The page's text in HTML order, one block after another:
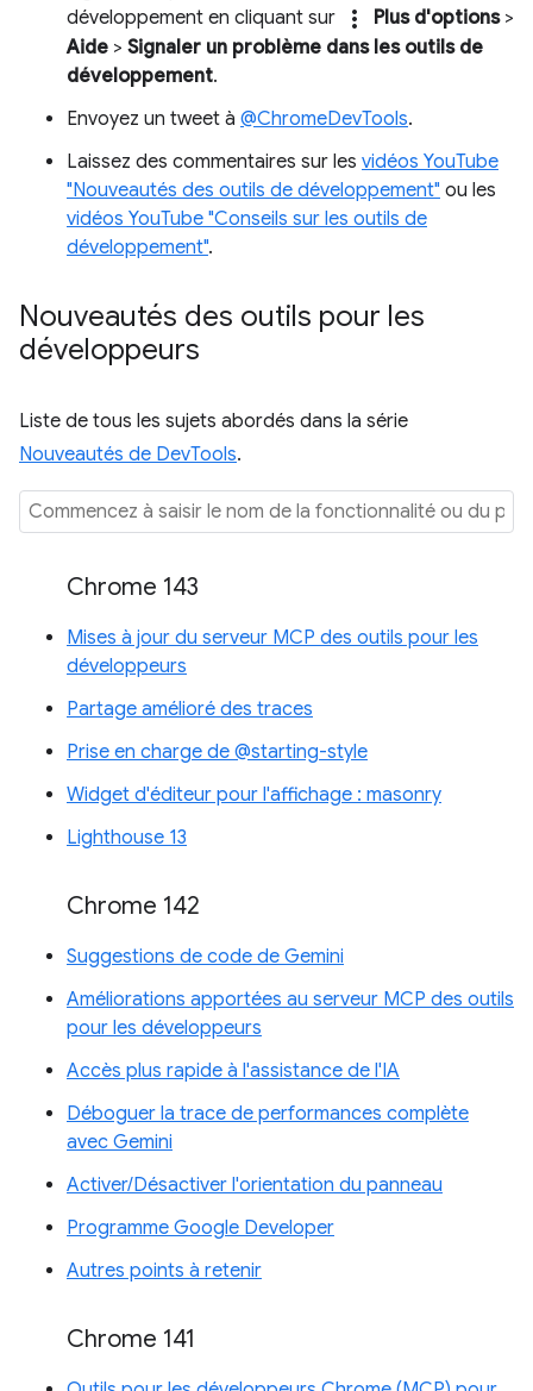
développement en cliquant sur
more_vert Plus d'options>
Aide > Signaler un problème dans les outils de
développement.
Envoyez un tweet à @ChromeDevTools.
Laissez des commentaires sur les vidéos YouTube
"Nouveautés des outils de développement" ou les
vidéos YouTube "Conseils sur les outils de
développement".
Nouveautés des outils pour les
développeurs
Liste de tous les sujets abordés dans la série
Nouveautés de DevTools.
Chrome 143
Mises à jour du serveur MCP des outils pour les
développeurs
Partage amélioré des traces
Prise en charge de @starting-style
Widget d'éditeur pour l'affichage : masonry
Lighthouse 13
Chrome 142
Suggestions de code de Gemini
Améliorations apportées au serveur MCP des outils
pour les développeurs
Accès plus rapide à l'assistance de l'IA
Déboguer la trace de performances complète
avec Gemini
Activer/Désactiver l'orientation du panneau
Programme Google Developer
Autres points à retenir
Chrome 141